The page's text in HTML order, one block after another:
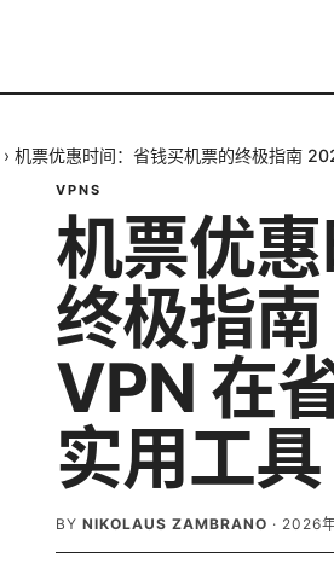
› 机票优惠时间：省钱买机票的终极指南
VPNS
机票优
终极指
VPN 在
实用工具
BY NIKOLAUS ZAMBRANO · 2026